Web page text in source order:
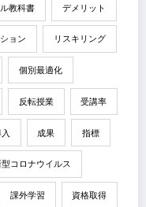
教科書 デメリット
ョン リスキリング
個別最適化
反転授業 受講率
成果 指標
コロナウイルス
課外学習 資格取得